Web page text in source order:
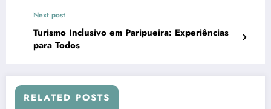
Next post
Turismo Inclusivo em Paripueira: Experiências
para Todos
RELATED POSTS